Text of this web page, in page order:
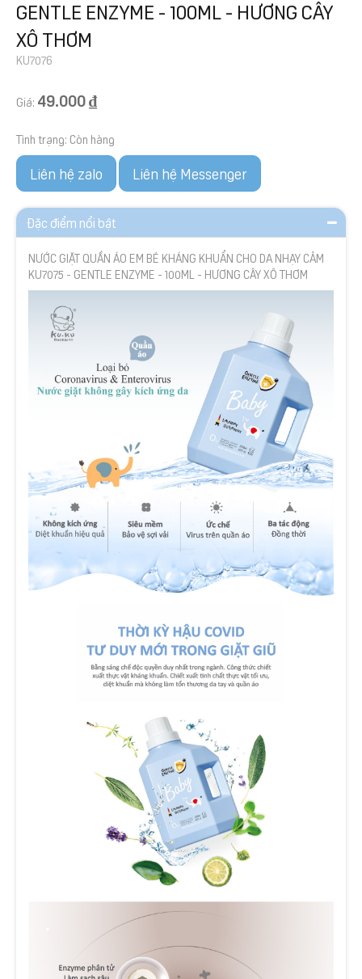
GENTLE ENZYME - 100ML - HƯƠNG CÂY
XÔ THƠM
KU7076
Giá: 49.000 ₫
Tình trạng: Còn hàng
Liên hệ zalo Liên hệ Messenger
Đặc điểm nổi bật
NƯỚC GIẶT QUẦN ÁO EM BÉ KHÁNG KHUẨN CHO DA NHẠY CẢM
KU7075 - GENTLE ENZYME - 100ML - HƯƠNG CÂY XÔ THƠM